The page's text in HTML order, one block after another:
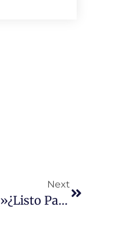
Next
Seminario Inaugural De EZA Para El Año 2023: \»¿Listo Para La Inteligencia Artificial? El Mundo Del Trabajo En La Próxima Revolución\».